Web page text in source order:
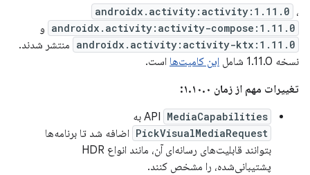
androidx.activity:activity:1.11.0 ،
androidx.activity:activity-compose:1.11.0 و
androidx.activity:activity-ktx:1.11.0 منتشر شدند.
نسخه 1.11.0 شامل
این کامیت‌ها است.
تغییرات مهم از زمان ۱.۱۰.۰:
API MediaCapabilities به
PickVisualMediaRequest اضافه شد تا برنامه‌ها
بتوانند قابلیت‌های رسانه‌ای آن، مانند انواع HDR
پشتیبانی‌شده، را مشخص کنند.